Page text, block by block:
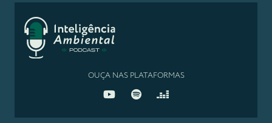
OUÇA NAS PLATAFORMAS